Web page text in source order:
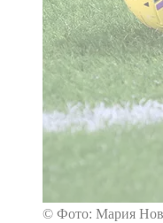
© Фото: Мария